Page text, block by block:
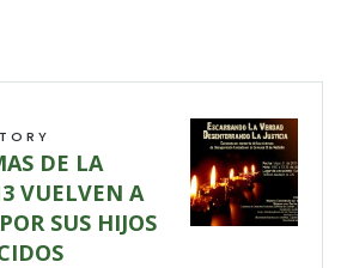
DE LA
VUELVEN A
SUS HIJOS